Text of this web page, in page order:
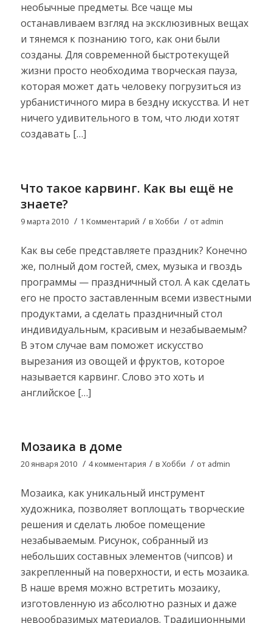
необычные предметы. Все чаще мы
останавливаем взгляд на эксклюзивных вещах
и тянемся к познанию того, как они были
созданы. Для современной быстротекущей
жизни просто необходима творческая пауза,
которая может дать человеку погрузиться из
урбанистичного мира в бездну искусства. И нет
ничего удивительного в том, что люди хотят
создавать […]
Что такое карвинг. Как вы ещё не
знаете?
9 марта 2010 / 1 Комментарий / в Хобби / от admin
Как вы себе представляете праздник? Конечно
же, полный дом гостей, смех, музыка и гвоздь
программы — праздничный стол. А как сделать
его не просто заставленным всеми известными
продуктами, а сделать праздничный стол
индивидуальным, красивым и незабываемым?
В этом случае вам поможет искусство
вырезания из овощей и фруктов, которое
называется карвинг. Слово это хоть и
английское […]
Мозаика в доме
20 января 2010 / 4 комментария / в Хобби / от admin
Мозаика, как уникальный инструмент
художника, позволяет воплощать творческие
решения и сделать любое помещение
незабываемым. Рисунок, собранный из
небольших составных элементов (чипсов) и
закрепленный на поверхности, и есть мозаика.
В наше время можно встретить мозаику,
изготовленную из абсолютно разных и даже
невообразимых материалов. Традиционными